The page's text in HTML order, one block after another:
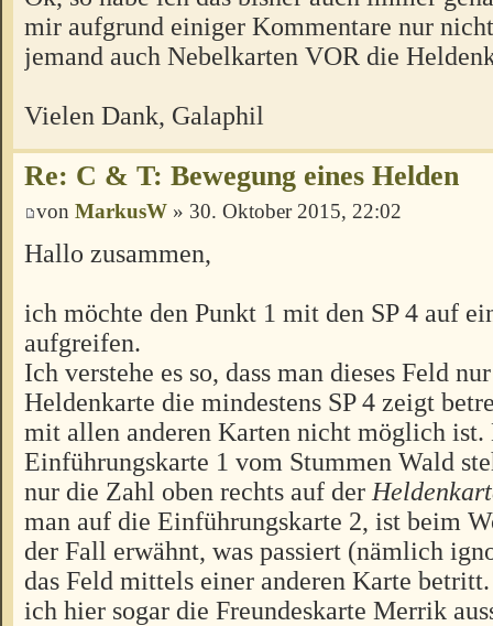
mir aufgrund einiger Kommentare nur
jemand auch Nebelkarten VOR die
Vielen Dank, Galaphil
Re: C & T: Bewegung eines Helden
von MarkusW » 30. Oktober 2015, 22:02
Hallo zusammen,
ich möchte den Punkt 1 mit den SP 4 auf
aufgreifen.
Ich verstehe es so, dass man dieses Feld
Heldenkarte die mindestens SP 4 zeigt
mit allen anderen Karten nicht möglich ist.
Einführungskarte 1 vom Stummen Wald
nur die Zahl oben rechts auf der
man auf die Einführungskarte 2, ist beim
der Fall erwähnt, was passiert (nämlich
das Feld mittels einer anderen Karte
ich hier sogar die Freundeskarte Merrik